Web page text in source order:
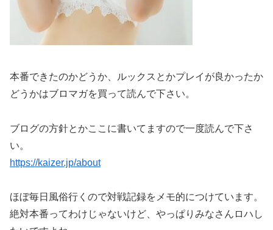
本番できたのかどうか、ルックスとかプレイが良かったか
どうかはブロマガを買って読んで下さい。
ブログの方針とかここに書いてますので一度読んで下さ
い。
https://kaizer.jp/about
ほぼ毎日風俗行くので対戦記録をメモ的につけています。
絶対本番ってわけじゃないけど、やっぱりみなさんロハし